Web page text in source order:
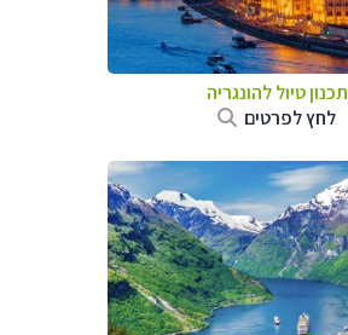
תכנון טיול להונגריה
לחץ לפרטים